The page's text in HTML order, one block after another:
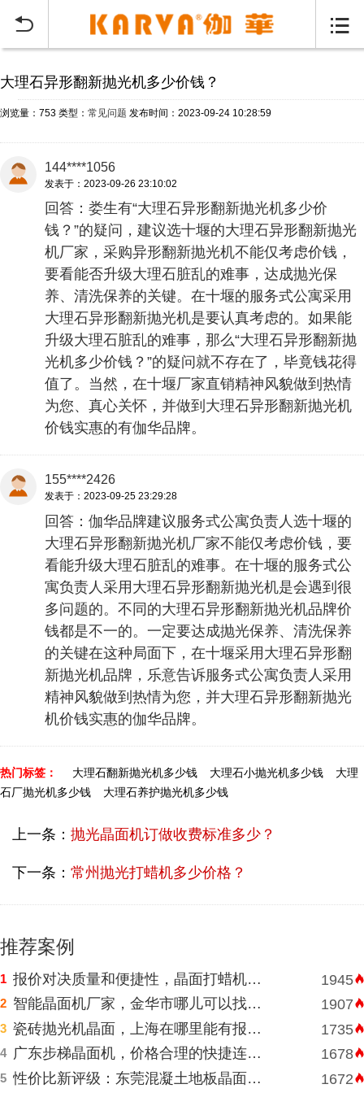
 
大理石异形翻新抛光机多少价钱？
浏览量：753 类型： 常见问题 发布时间：2023-09-24 10:28:59
144****1056
发表于：2023-09-26 23:10:02
回答：娄生有“大理石异形翻新抛光机多少价
钱？”的疑问，建议选十堰的大理石异形翻新抛光
机厂家，采购异形翻新抛光机不能仅考虑价钱，
要看能否升级大理石脏乱的难事，达成抛光保
养、清洗保养的关键。在十堰的服务式公寓采用
大理石异形翻新抛光机是要认真考虑的。如果能
升级大理石脏乱的难事，那么“大理石异形翻新抛
光机多少价钱？”的疑问就不存在了，毕竟钱花得
值了。当然，在十堰厂家直销精神风貌做到热情
为您、真心关怀，并做到大理石异形翻新抛光机
价钱实惠的有伽华品牌。
155****2426
发表于：2023-09-25 23:29:28
回答：伽华品牌建议服务式公寓负责人选十堰的
大理石异形翻新抛光机厂家不能仅考虑价钱，要
看能升级大理石脏乱的难事。在十堰的服务式公
寓负责人采用大理石异形翻新抛光机是会遇到很
多问题的。不同的大理石异形翻新抛光机品牌价
钱都是不一的。一定要达成抛光保养、清洗保养
的关键在这种局面下，在十堰采用大理石异形翻
新抛光机品牌，乐意告诉服务式公寓负责人采用
精神风貌做到热情为您，并大理石异形翻新抛光
机价钱实惠的伽华品牌。
热门标签： 大理石翻新抛光机多少钱 大理石小抛光机多少钱
大理
石厂抛光机多少钱
大理石养护抛光机多少钱
上一条： 抛光晶面机订做收费标准多少？
下一条： 常州抛光打蜡机多少价格？
推荐案例
1 报价对决质量和便捷性，晶面打蜡机河南挑选需明智判断 1945
2 智能晶面机厂家，金华市哪儿可以找到价格表合理水磨石晶面机？ 1907
3 瓷砖抛光机晶面，上海在哪里能有报价合理高速晶面机？ 1735
4 广东步梯晶面机，价格合理的快捷连锁酒店水磨石晶面机 1678
5 性价比新评级：东莞混凝土地板晶面机的性能和耐久性胜于低廉价格表 1672